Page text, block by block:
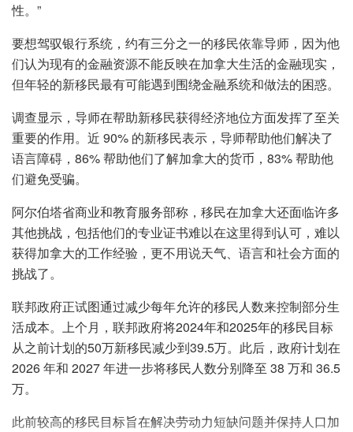
性。”
要想驾驭银行系统，约有三分之一的移民依靠导师，因为他
们认为现有的金融资源不能反映在加拿大生活的金融现实，
但年轻的新移民最有可能遇到围绕金融系统和做法的困惑。
调查显示，导师在帮助新移民获得经济地位方面发挥了至关
重要的作用。近 90% 的新移民表示，导师帮助他们解决了
语言障碍，86% 帮助他们了解加拿大的货币，83% 帮助他
们避免受骗。
阿尔伯塔省商业和教育服务部称，移民在加拿大还面临许多
其他挑战，包括他们的专业证书难以在这里得到认可，难以
获得加拿大的工作经验，更不用说天气、语言和社会方面的
挑战了。
联邦政府正试图通过减少每年允许的移民人数来控制部分生
活成本。上个月，联邦政府将2024年和2025年的移民目标
从之前计划的50万新移民减少到39.5万。此后，政府计划在
2026 年和 2027 年进一步将移民人数分别降至 38 万和 36.5
万。
此前较高的移民目标旨在解决劳动力短缺问题并保持人口加